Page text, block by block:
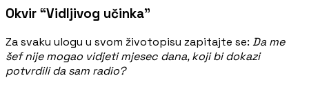
Okvir “Vidljivog učinka”
Za svaku ulogu u svom životopisu zapitajte se: Da me
šef nije mogao vidjeti mjesec dana, koji bi dokazi
potvrdili da sam radio?